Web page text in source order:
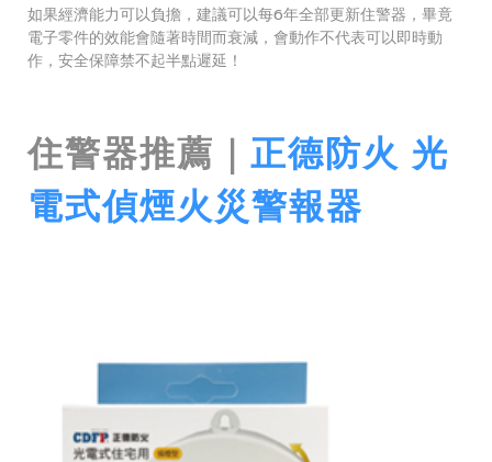
如果經濟能力可以負擔，建議可以每6年全部更新住警器，畢竟
電子零件的效能會隨著時間而衰減，會動作不代表可以即時動
作，安全保障禁不起半點遲延！
住警器推薦｜ 正德防火 光
電式偵煙火災警報器